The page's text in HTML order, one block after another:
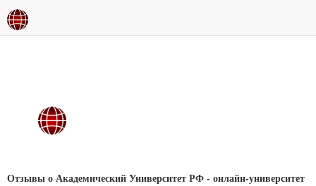
Отзывы о Академический Университет РФ - онлайн-университет